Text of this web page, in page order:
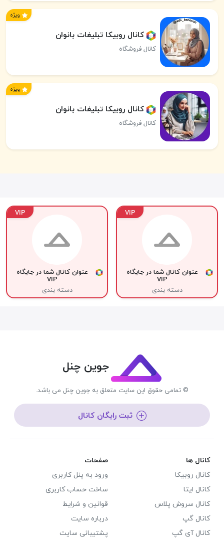
ویژه
کانال روبیکا تبلیغات بانوان
کانال فروشگاه
ویژه
کانال روبیکا تبلیغات بانوان
کانال فروشگاه
VIP
عنوان کانال شما در جایگاه
VIP
دسته بندی
VIP
عنوان کانال شما در جایگاه
VIP
دسته بندی
جوین چنل
© تمامی حقوق این سایت متعلق به جوین چنل می باشد.
ثبت رایگان کانال
کانال ها
کانال روبیکا
کانال ایتا
کانال سروش پلاس
کانال گپ
کانال آی گپ
صفحات
ورود به پنل کاربری
ساخت حساب کاربری
قوانین و شرایط
درباره سایت
پشتیبانی سایت